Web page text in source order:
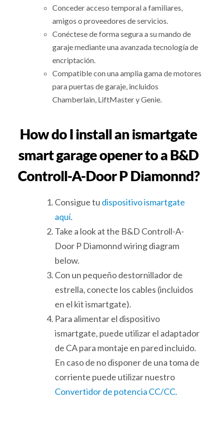
Conceder acceso temporal a familiares,
amigos o proveedores de servicios.
Conéctese de forma segura a su mando de
garaje mediante una avanzada tecnología de
encriptación.
Compatible con una amplia gama de motores
para puertas de garaje, incluidos
Chamberlain, LiftMaster y Genie.
How do I install an ismartgate
smart garage opener to a B&D
Controll-A-Door P Diamonnd?
Consigue tu dispositivo ismartgate
aquí.
Take a look at the B&D Controll-A-
Door P Diamonnd wiring diagram
below.
Con un pequeño destornillador de
estrella, conecte los cables (incluidos
en el kit ismartgate).
Para alimentar el dispositivo
ismartgate, puede utilizar el adaptador
de CA para montaje en pared incluido.
En caso de no disponer de una toma de
corriente puede utilizar nuestro
Convertidor de potencia CC/CC.